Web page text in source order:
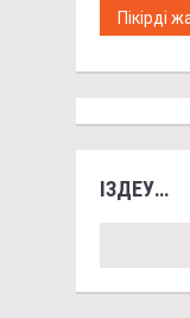
ІЗДЕУ…